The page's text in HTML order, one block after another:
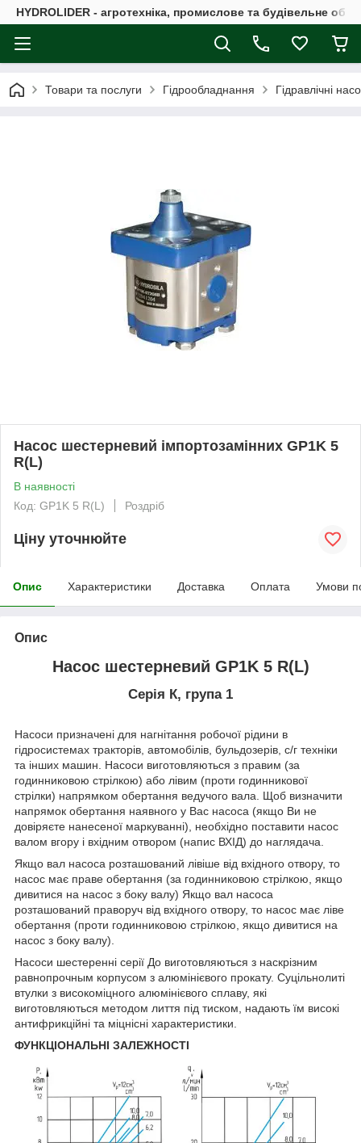
HYDROLIDER - агротехніка, промислове та будівельне
Товари та послуги Гідрообладнання Гідравлічні
Насос шестерневий імпортозамінних GP1K 5
R(L)
В наявності
Код: GP1K 5 R(L)
Роздріб
Ціну уточнюйте
Опис Характеристики Доставка Оплата Умови
Опис
Насос шестерневий GP1K 5 R(L)
Серія К, група 1
Насоси призначені для нагнітання робочої рідини в
гідросистемах тракторів, автомобілів, бульдозерів, с/г техніки
та інших машин. Насоси виготовляються з правим (за
годинниковою стрілкою) або лівим (проти годинникової
стрілки) напрямком обертання ведучого вала. Щоб визначити
напрямок обертання наявного у Вас насоса (якщо Ви не
довіряєте нанесеної маркуванні), необхідно поставити насос
валом вгору і вхідним отвором (напис ВХІД) до наглядача.
Якщо вал насоса розташований лівіше від вхідного отвору, то
насос має праве обертання (за годинниковою стрілкою, якщо
дивитися на насос з боку валу) Якщо вал насоса
розташований праворуч від вхідного отвору, то насос має ліве
обертання (проти годинниковою стрілкою, якщо дивитися на
насос з боку валу).
Насоси шестеренні серії До виготовляються з наскрізним
равнопрочным корпусом з алюмінієвого прокату. Суцільнолиті
втулки з високоміцного алюмінієвого сплаву, які
виготовляються методом лиття під тиском, надають їм високі
антифрикційні та міцнісні характеристики.
ФУНКЦІОНАЛЬНІ ЗАЛЕЖНОСТІ